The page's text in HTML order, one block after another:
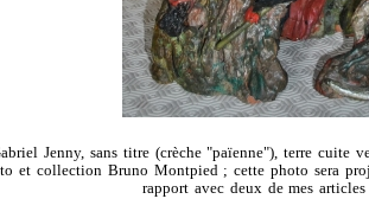
Jenny, sans titre (crèche "païenne"), terre cuite
et collection Bruno Montpied ; cette photo sera
rapport avec deux de mes articles